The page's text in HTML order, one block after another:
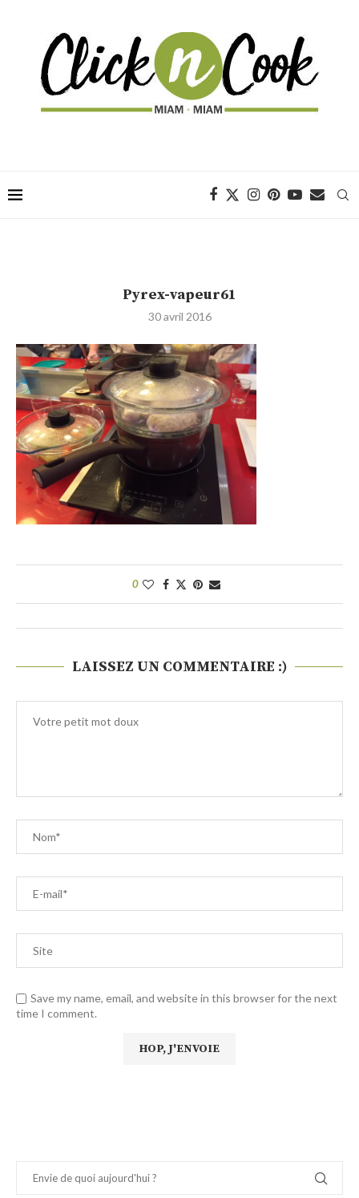
Pyrex-vapeur61
30 avril 2016
0
LAISSEZ UN COMMENTAIRE :)
Save my name, email, and website in this browser for the next
time I comment.